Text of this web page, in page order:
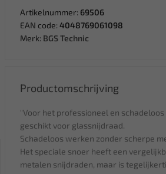
Artikelnummer: 69506
EAN code: 4048769061098
Merk: BGS Technic
Productomschrijving
"Voor het professioneel en
geschikt voor glassnijdraad.
Schadeloos werken zonder scherpe
Het speciale snoer heeft een
metalen snijdraden, maar is